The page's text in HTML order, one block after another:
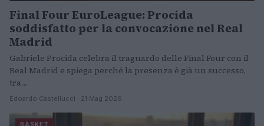
Final Four EuroLeague: Procida
soddisfatto per la convocazione nel Real
Madrid
Gabriele Procida celebra il traguardo delle Final Four con il
Real Madrid e spiega perché la presenza è già un successo,
tra…
Edoardo Castellucci · 21 Mag 2026
BASKET